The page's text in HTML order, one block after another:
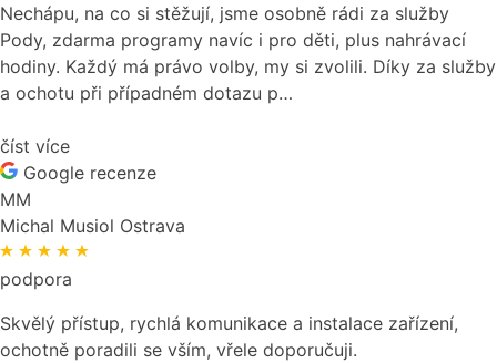
Nechápu, na co si stěžují, jsme osobně rádi za služby
Pody, zdarma programy navíc i pro děti, plus nahrávací
hodiny. Každý má právo volby, my si zvolili. Díky za služby
a ochotu při případném dotazu p…
číst více
Google recenze
MM
Michal Musiol Ostrava
podpora
Skvělý přístup, rychlá komunikace a instalace zařízení,
ochotně poradili se vším, vřele doporučuji.